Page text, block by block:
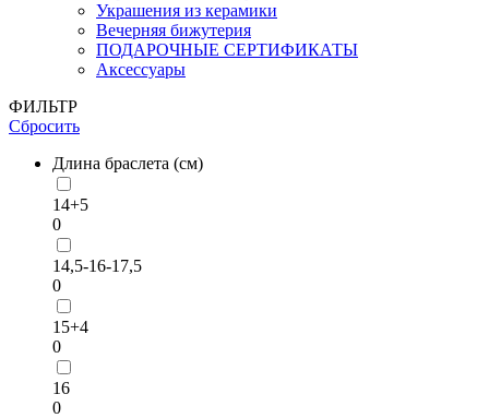
Украшения из керамики
Вечерняя бижутерия
ПОДАРОЧНЫЕ СЕРТИФИКАТЫ
Аксессуары
ФИЛЬТР
Сбросить
Длина браслета (см)
14+5
0
14,5-16-17,5
0
15+4
0
16
0